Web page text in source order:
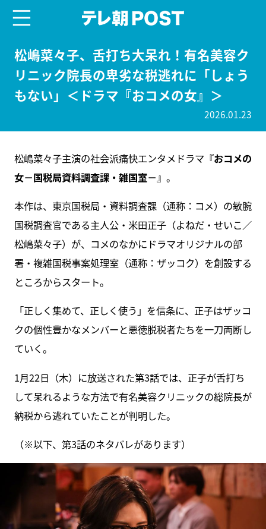
松嶋菜々子、舌打ち大呆れ！有名美容ク
リニック院長の卑劣な税逃れに「しょう
もない」＜ドラマ『おコメの女』＞
2026.01.23
松嶋菜々子主演の社会派痛快エンタメドラマ『おコメの
女－国税局資料調査課・雑国室－ 』。
本作は、東京国税局・資料調査課（通称：コメ）の敏腕
国税調査官である主人公・米田正子（よねだ・せいこ／
松嶋菜々子）が、コメのなかにドラマオリジナルの部
署・複雑国税事案処理室（通称：ザッコク）を創設する
ところからスタート。
「正しく集めて、正しく使う」を信条に、正子はザッコ
クの個性豊かなメンバーと悪徳脱税者たちを一刀両断し
ていく。
1月22日（木）に放送された第3話では、正子が舌打ち
して呆れるような方法で有名美容クリニックの総院長が
納税から逃れていたことが判明した。
（※以下、第3話のネタバレがあります）